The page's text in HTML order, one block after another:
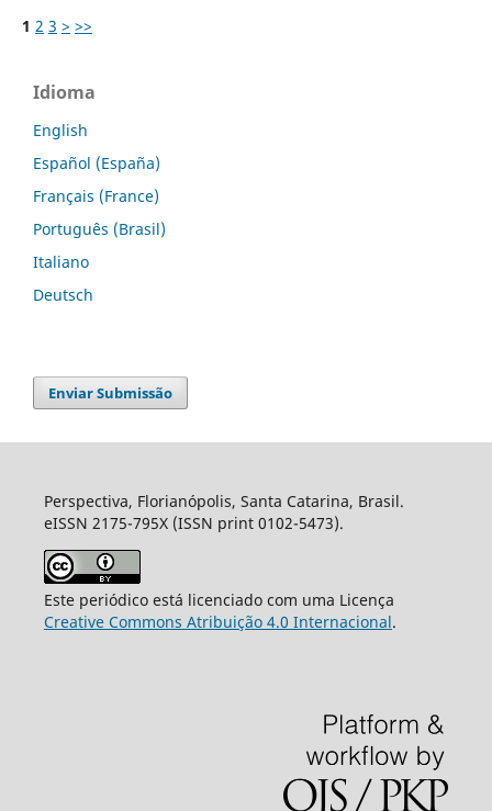
1 2 3 > >>
Idioma
English
Español (España)
Français (France)
Português (Brasil)
Italiano
Deutsch
Enviar Submissão
Perspectiva, Florianópolis, Santa Catarina, Brasil.
eISSN 2175-795X (ISSN print 0102-5473).
Este periódico está licenciado com uma Licença
Creative Commons Atribuição 4.0 Internacional.